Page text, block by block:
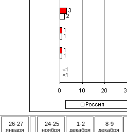
26-27
января
24-25
ноября
1-2
декабря
8-9
декабря